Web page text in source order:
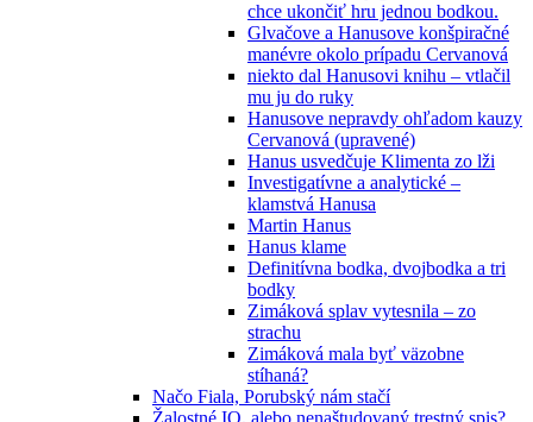
chce ukončiť hru jednou bodkou.
Glvačove a Hanusove konšpiračné
manévre okolo prípadu Cervanová
niekto dal Hanusovi knihu – vtlačil
mu ju do ruky
Hanusove nepravdy ohľadom kauzy
Cervanová (upravené)
Hanus usvedčuje Klimenta zo lži
Investigatívne a analytické –
klamstvá Hanusa
Martin Hanus
Hanus klame
Definitívna bodka, dvojbodka a tri
bodky
Zimáková splav vytesnila – zo
strachu
Zimáková mala byť väzobne
stíhaná?
Načo Fiala, Porubský nám stačí
Žalostné IQ, alebo nenaštudovaný trestný spis?